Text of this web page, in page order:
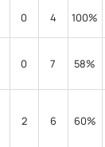
0 4 100%
0 7 58%
2 6 60%